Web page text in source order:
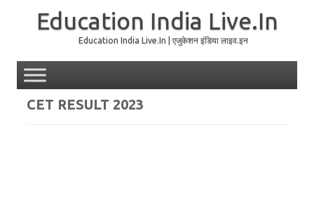
Education India Live.In
Education India Live.In | एजुकेशन इंडिया लाइव.इन
CET RESULT 2023